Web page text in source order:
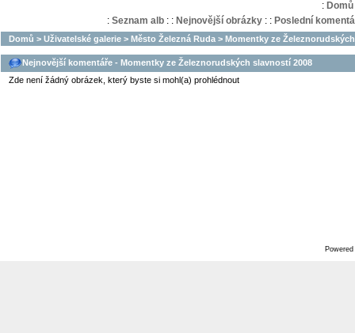
: Domů
: Seznam alb: : Nejnovější obrázky: : Poslední
Domů > Uživatelské galerie > Město Železná Ruda > Momentky ze
Nejnovější komentáře - Momentky ze Železnorudských slavností 2008
Zde není žádný obrázek, který byste si mohl(a) prohlédnout